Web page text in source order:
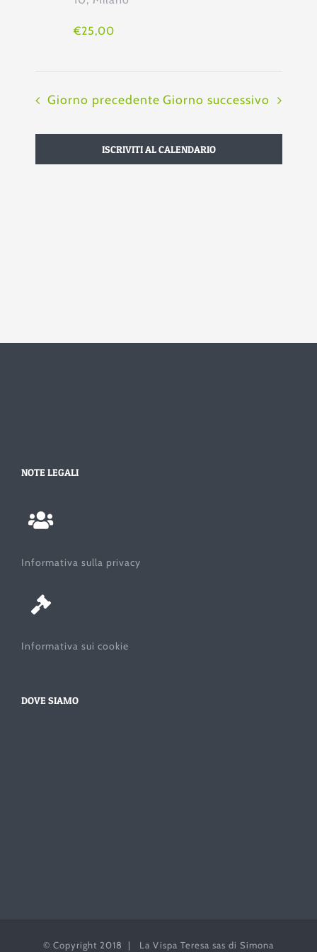
€25,00
Giorno precedente Giorno successivo
ISCRIVITI AL CALENDARIO
NOTE LEGALI
Informativa sulla privacy
Informativa sui cookie
DOVE SIAMO
© Copyright 2018 | La Vispa Teresa sas di Simona